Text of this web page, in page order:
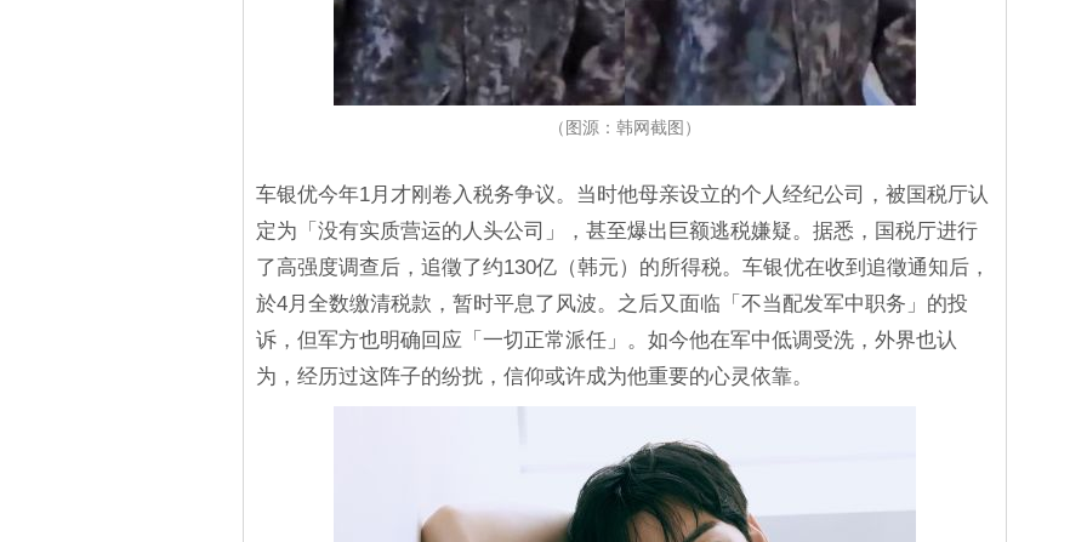
（图源：韩网截图）
车银优今年1月才刚卷入税务争议。当时他母亲设立的个人经纪公司，被国税厅认
定为「没有实质营运的人头公司」，甚至爆出巨额逃税嫌疑。据悉，国税厅进行
了高强度调查后，追徵了约130亿（韩元）的所得税。车银优在收到追徵通知后，
於4月全数缴清税款，暂时平息了风波。之后又面临「不当配发军中职务」的投
诉，但军方也明确回应「一切正常派任」。如今他在军中低调受洗，外界也认
为，经历过这阵子的纷扰，信仰或许成为他重要的心灵依靠。